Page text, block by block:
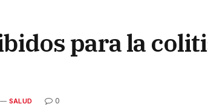
para la
SALUD 0